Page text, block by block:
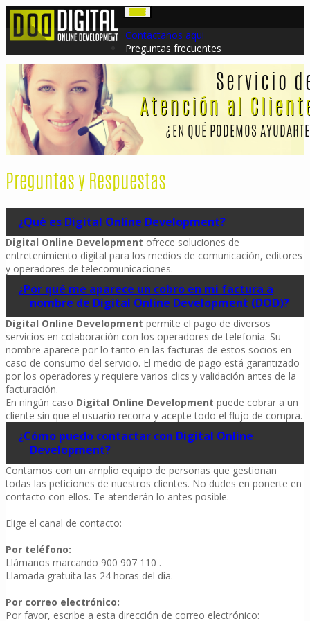
Contactanos aqui
Preguntas frecuentes
Servicio
Atención al
¿EN QUÉ PODEMOS
Preguntas y Respuestas
¿Qué es Digital Online Development?
Digital Online Development ofrece soluciones de
entretenimiento digital para los medios de comunicación, editores
y operadores de telecomunicaciones.
¿Por qué me aparece un cobro en mi factura a
nombre de Digital Online Development (DOD)?
Digital Online Development permite el pago de diversos
servicios en colaboración con los operadores de telefonía. Su
nombre aparece por lo tanto en las facturas de estos socios en
caso de consumo del servicio. El medio de pago está garantizado
por los operadores y requiere varios clics y validación antes de la
facturación.
En ningún caso Digital Online Development puede cobrar a un
cliente sin que el usuario recorra y acepte todo el flujo de compra.
¿Cómo puedo contactar con Digital Online
Development?
Contamos con un amplio equipo de personas que gestionan
todas las peticiones de nuestros clientes. No dudes en ponerte en
contacto con ellos. Te atenderán lo antes posible.
Elige el canal de contacto:
Por teléfono:
Llámanos marcando 900 907 110 .
Llamada gratuita las 24 horas del día.
Por correo electrónico:
Por favor, escribe a esta dirección de correo electrónico: